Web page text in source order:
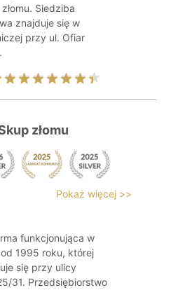
Siedziba
znajduje się w
przy ul. Ofiar
złomu
Pokaż więcej >>
funkcjonująca w
1995 roku, której
się przy ulicy
31. Przedsiębiorstwo